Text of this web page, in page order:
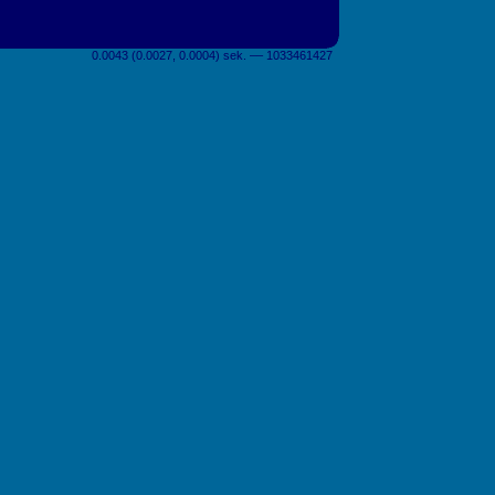
0.0043 (0.0027, 0.0004) sek. –– 1033461427